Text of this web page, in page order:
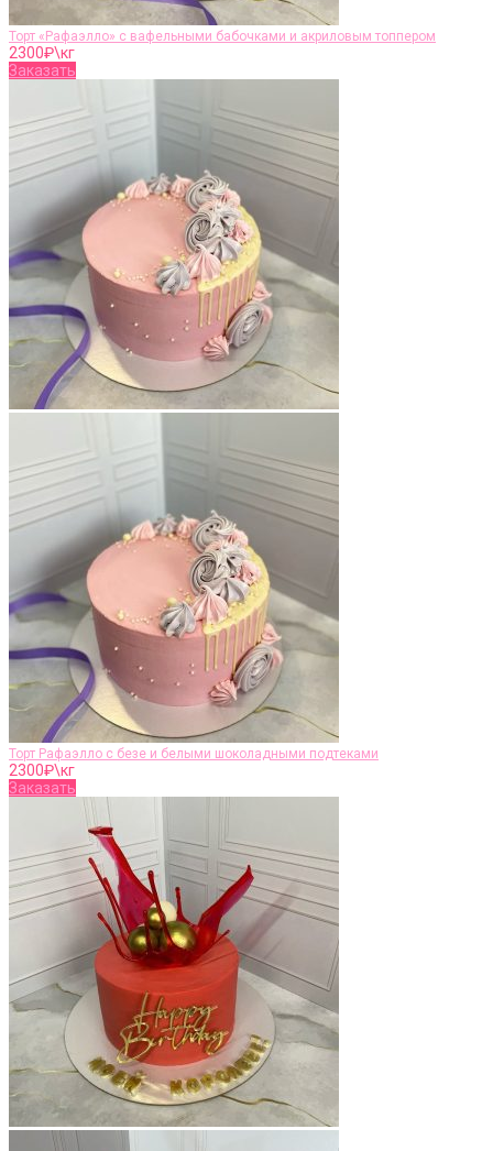
Торт «Рафаэлло» с вафельными бабочками и акриловым топпером
2300₽\кг
Заказать
Торт Рафаэлло с безе и белыми шоколадными подтеками
2300₽\кг
Заказать